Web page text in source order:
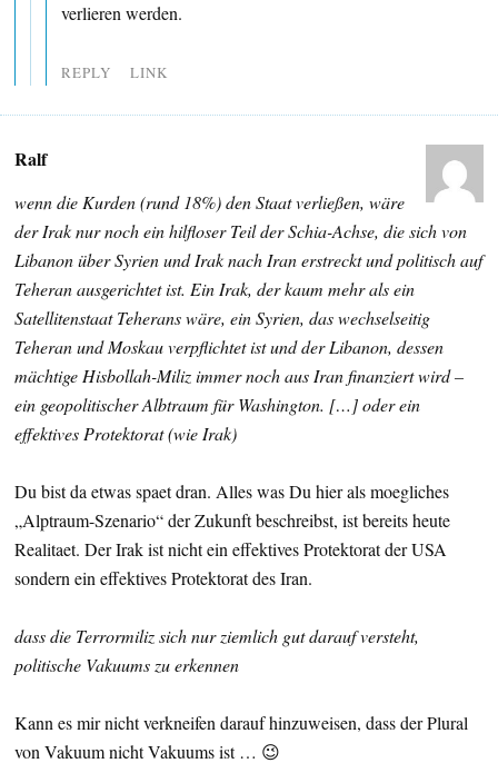
verlieren werden.
REPLY LINK
Ralf
wenn die Kurden (rund 18%) den Staat verließen, wäre
der Irak nur noch ein hilfloser Teil der Schia-Achse, die sich von
Libanon über Syrien und Irak nach Iran erstreckt und politisch auf
Teheran ausgerichtet ist. Ein Irak, der kaum mehr als ein
Satellitenstaat Teherans wäre, ein Syrien, das wechselseitig
Teheran und Moskau verpflichtet ist und der Libanon, dessen
mächtige Hisbollah-Miliz immer noch aus Iran finanziert wird –
ein geopolitischer Albtraum für Washington. […] oder ein
effektives Protektorat (wie Irak)
Du bist da etwas spaet dran. Alles was Du hier als moegliches
„Alptraum-Szenario“ der Zukunft beschreibst, ist bereits heute
Realitaet. Der Irak ist nicht ein effektives Protektorat der USA
sondern ein effektives Protektorat des Iran.
dass die Terrormiliz sich nur ziemlich gut darauf versteht,
politische Vakuums zu erkennen
Kann es mir nicht verkneifen darauf hinzuweisen, dass der Plural
von Vakuum nicht Vakuums ist … 😉